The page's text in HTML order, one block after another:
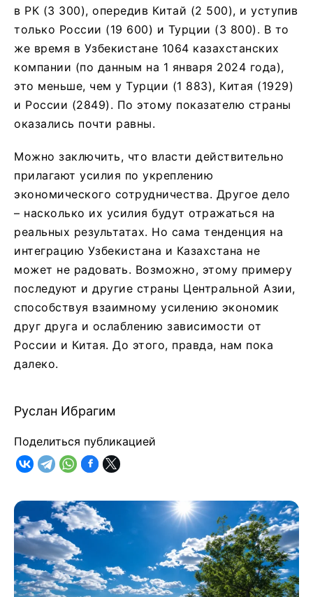
в РК (3 300), опередив Китай (2 500), и уступив
только России (19 600) и Турции (3 800). В то
же время в Узбекистане 1064 казахстанских
компании (по данным на 1 января 2024 года),
это меньше, чем у Турции (1 883), Китая (1929)
и России (2849). По этому показателю страны
оказались почти равны.
Можно заключить, что власти действительно
прилагают усилия по укреплению
экономического сотрудничества. Другое дело
– насколько их усилия будут отражаться на
реальных результатах. Но сама тенденция на
интеграцию Узбекистана и Казахстана не
может не радовать. Возможно, этому примеру
последуют и другие страны Центральной Азии,
способствуя взаимному усилению экономик
друг друга и ослаблению зависимости от
России и Китая. До этого, правда, нам пока
далеко.
Руслан Ибрагим
Поделиться публикацией